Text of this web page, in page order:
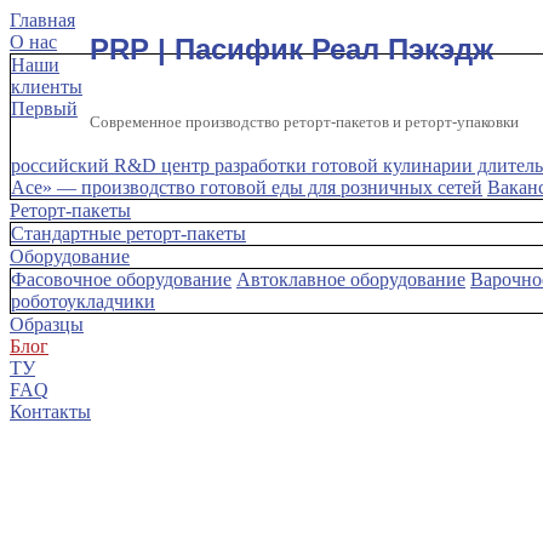
PRP | Пасифик Реал Пэкэдж
Современное производство реторт-пакетов и реторт-упаковки
Главная
О нас
Наши
клиенты
Первый
российский R&D центр разработки готовой кулинарии
Ace» — производство готовой еды для розничных сетей
Реторт-пакеты
Стандартные реторт-пакеты
Оборудование
Фасовочное оборудование Автоклавное оборудование
роботоукладчики
Образцы
Блог
ТУ
FAQ
Контакты